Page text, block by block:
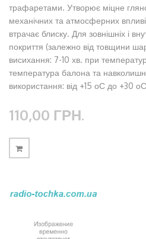
трафаретами. Утворює міцне
механічних та атмосферних
втрачає блиску. Для зовнішніх і
покриття (залежно від товщини
висихання: 7-10 хв. при
температура балона та
використання: від +15 оС до +30
110,00 ГРН.